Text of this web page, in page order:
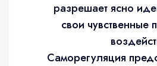
разрешает ясно
свои чувственные
Саморегуляция